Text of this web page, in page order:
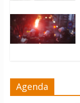
Agenda